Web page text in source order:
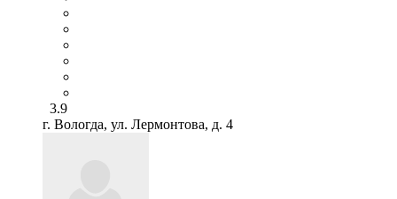
3.9
г. Вологда, ул. Лермонтова, д. 4